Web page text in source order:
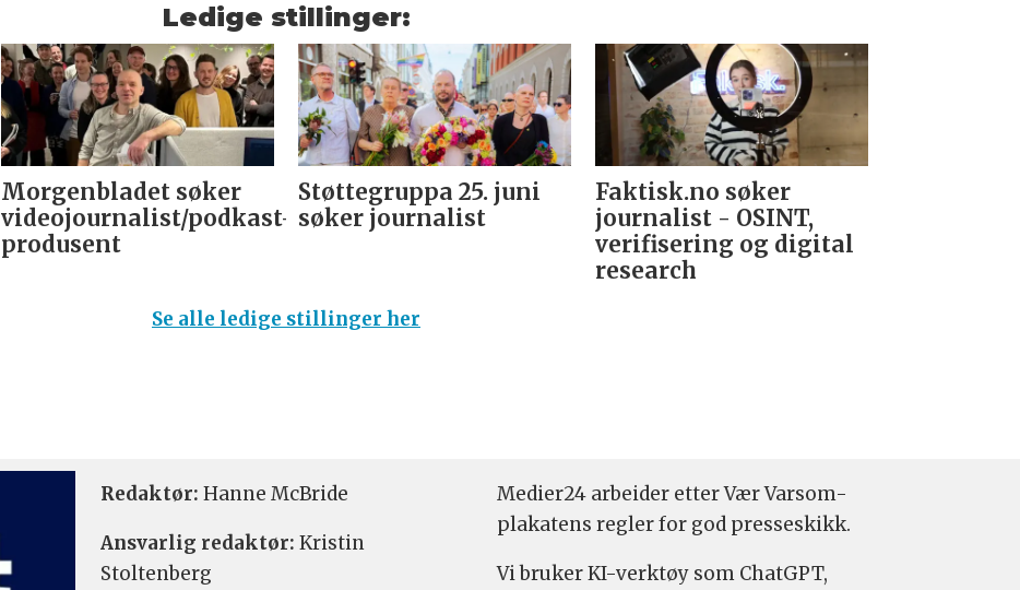
Ledige stillinger:
Morgenbladet søker
videojournalist/podkast-
produsent
Støttegruppa 25. juni
søker journalist
Faktisk.no søker
journalist - OSINT,
verifisering og digital
research­
Se alle ledige stillinger her
Redaktør: Hanne McBride
Ansvarlig redaktør: Kristin
Stoltenberg
Medier24 arbeider etter Vær Varsom-
plakatens regler for god presseskikk.
Vi bruker KI-verktøy som ChatGPT,